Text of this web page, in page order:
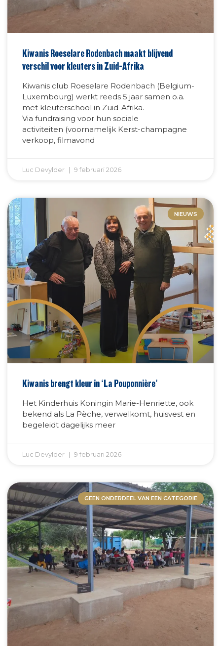
Kiwanis Roeselare Rodenbach maakt blijvend
verschil voor kleuters in Zuid-Afrika
Kiwanis club Roeselare Rodenbach (Belgium-
Luxembourg) werkt reeds 5 jaar samen o.a.
met kleuterschool in Zuid-Afrika.
Via fundraising voor hun sociale
activiteiten (voornamelijk Kerst-champagne
verkoop, filmavond
Luc Devylder 9 februari 2026
NIEUWS
Kiwanis brengt kleur in ‘La Pouponnière’
Het Kinderhuis Koningin Marie-Henriette, ook
bekend als La Pèche, verwelkomt, huisvest en
begeleidt dagelijks meer
Luc Devylder 9 februari 2026
GEEN ONDERDEEL VAN EEN CATEGORIE